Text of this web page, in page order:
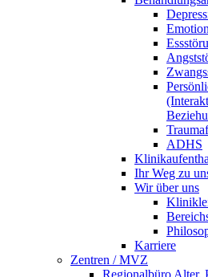
ADHS
Ihr Weg zu
Wir über uns
Karriere
Zentren / MVZ
Regionalbüro Alter,